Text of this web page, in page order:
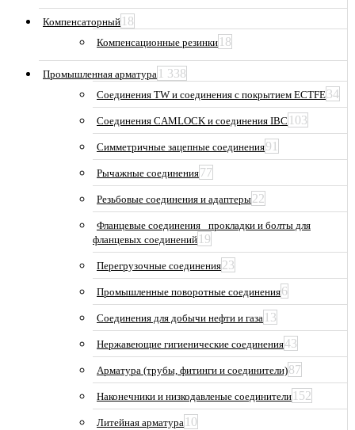
Компенсаторный 18
Компенсационные резинки 18
Промышленная арматура 1 338
Соединения TW и соединения с покрытием ECTFE34
Соединения CAMLOCK и соединения IBC 103
Симметричные зацепные соединения91
Рычажные соединения77
Резьбовые соединения и адаптеры22
Фланцевые соединения_ прокладки и болты для
фланцевых соединений 19
Перегрузочные соединения23
Промышленные поворотные соединения6
Соединения для добычи нефти и газа 13
Нержавеющие гигиенические соединения43
Арматура (трубы, фитинги и соединители)87
Наконечники и низкодавленые соединители 152
Литейная арматура 10